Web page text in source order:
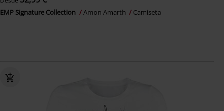
EMP Signature Collection Amon Amarth Camiseta